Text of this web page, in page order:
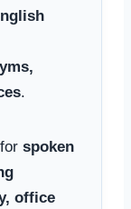
.
spoken
office